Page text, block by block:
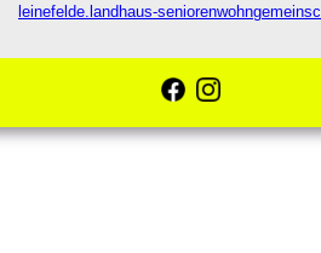
leinefelde.landhaus-